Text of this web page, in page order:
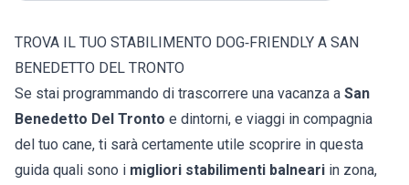
TROVA IL TUO STABILIMENTO DOG‑FRIENDLY A SAN
BENEDETTO DEL TRONTO
Se stai programmando di trascorrere una vacanza a San
Benedetto Del Tronto e dintorni, e viaggi in compagnia
del tuo cane, ti sarà certamente utile scoprire in questa
guida quali sono i migliori stabilimenti balneari in zona,